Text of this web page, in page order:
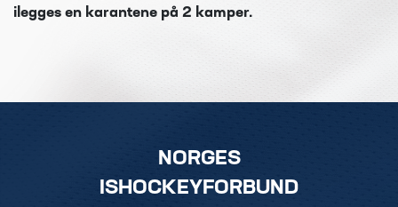
ilegges en karantene på 2 kamper.
NORGES
ISHOCKEYFORBUND